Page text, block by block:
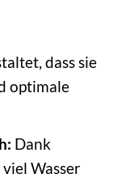
dass sie
optimale
Dank
Wasser